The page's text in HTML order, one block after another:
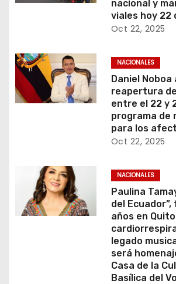
nacional y
viales hoy 22
Oct 22, 2025
NACIONALES
Daniel Noboa
reapertura
entre el 22 y
programa de
para los
Oct 22, 2025
NACIONALES
Paulina
del
años en
legado
será
Casa de la
Basílica del